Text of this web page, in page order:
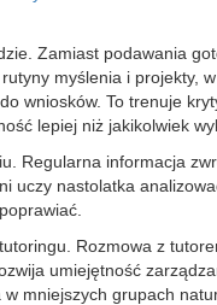
Zamiast podawania
myślenia i projekty,
wniosków. To trenuje
lepiej niż jakikolwiek
Regularna informacja
uczy nastolatka
Rozmowa z
umiejętność
mniejszych grupach